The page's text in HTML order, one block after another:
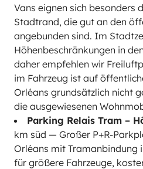
Vans eignen sich besonders
Stadtrand, die gut an den
angebunden sind. Im
Höhenbeschränkungen in
daher empfehlen wir
im Fahrzeug ist auf
Orléans grundsätzlich nicht
die ausgewiesenen
Parking Relais Tram –
km süd — Großer P+R-
Orléans mit Tramanbindung
für größere Fahrzeuge,